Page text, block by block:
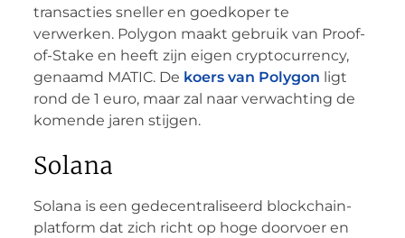
transacties sneller en goedkoper te
verwerken. Polygon maakt gebruik van Proof-
of-Stake en heeft zijn eigen cryptocurrency,
genaamd MATIC. De koers van Polygon ligt
rond de 1 euro, maar zal naar verwachting de
komende jaren stijgen.
Solana
Solana is een gedecentraliseerd blockchain-
platform dat zich richt op hoge doorvoer en